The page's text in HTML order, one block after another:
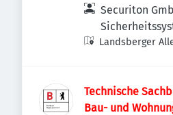
Securiton
Landsberger
Technische
Bau- und